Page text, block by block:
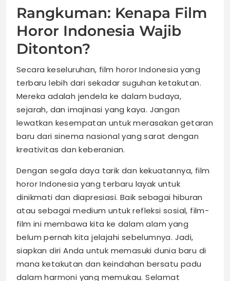
Rangkuman: Kenapa Film
Horor Indonesia Wajib
Ditonton?
Secara keseluruhan, film horor Indonesia yang
terbaru lebih dari sekadar suguhan ketakutan.
Mereka adalah jendela ke dalam budaya,
sejarah, dan imajinasi yang kaya. Jangan
lewatkan kesempatan untuk merasakan getaran
baru dari sinema nasional yang sarat dengan
kreativitas dan keberanian.
Dengan segala daya tarik dan kekuatannya, film
horor Indonesia yang terbaru layak untuk
dinikmati dan diapresiasi. Baik sebagai hiburan
atau sebagai medium untuk refleksi sosial, film-
film ini membawa kita ke dalam alam yang
belum pernah kita jelajahi sebelumnya. Jadi,
siapkan diri Anda untuk memasuki dunia baru di
mana ketakutan dan keindahan bersatu padu
dalam harmoni yang memukau. Selamat